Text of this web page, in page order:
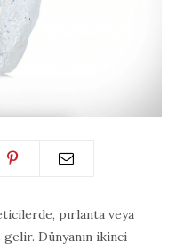
pırlanta veya
Dünyanın ikinci